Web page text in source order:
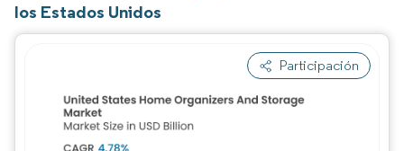
los Estados Unidos
Participación